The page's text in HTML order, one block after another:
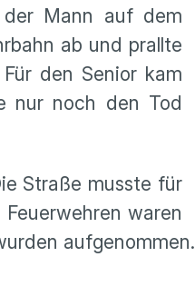
der Mann auf dem
ab und prallte
den Senior kam
nur noch den Tod
Straße musste für
waren
aufgenommen.